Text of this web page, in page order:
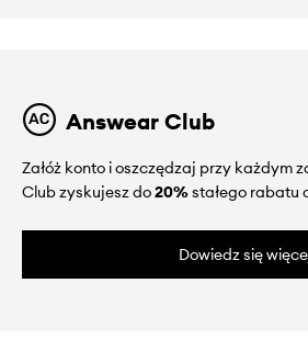
Answear Club
Załóż konto i oszczędzaj przy każdym
Club zyskujesz do20%stałego rabatu
Dowiedz się